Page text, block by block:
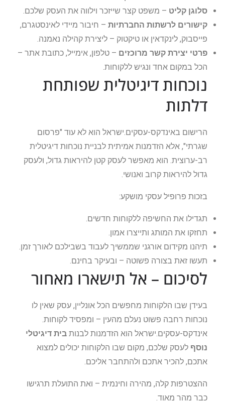
סלוגן קליט – משפט קצר שייזכר וילווה את העסק שלכם.
קישורים לרשתות החברתיות – חיבור מיידי לאינסטגרם,
פייסבוק, לינקדאין או טיקטוק – ליצירת קהילה נאמנה.
פרטי יצירת קשר מרוכזים – טלפון, אימייל, כתובת אתר –
הכל במקום אחד ונגיש ללקוחות.
נוכחות דיגיטלית שפותחת
דלתות
הרישום באינדקס-עסקים.ישראל הוא לא עוד "פרסום
שגרתי", אלא הזדמנות אמיתית לבניית נוכחות דיגיטלית
רב-ערוצית. הוא מאפשר לעסק קטן להיראות גדול, ולעסק
גדול להיראות קרוב ואנושי.
בזכות פרופיל עסקי מושקע:
תגדילו את החשיפה ללקוחות חדשים.
תחזקו את המותג ותייצרו אמון.
תיהנו מקידום אורגני שממשיך לעבוד בשבילכם לאורך זמן.
תעשו זאת בצורה פשוטה – ובעיקר בחינם.
לסיכום – אל תישארו מאחור
בעידן שבו הלקוחות מחפשים הכל אונליין, עסק שאין לו
נוכחות רחבה פשוט נעלם מהעין – ומפסיד לקוחות.
אינדקס-עסקים.ישראל הוא הזדמנות לבנות בית דיגיטלי
נוסף לעסק שלכם, מקום שבו הלקוחות יכולים למצוא
אתכם, להכיר אתכם ולהתחבר אליכם.
ההצטרפות קלה, מהירה וחינמית – ואת התועלת תרגישו
כבר מהר מאוד.